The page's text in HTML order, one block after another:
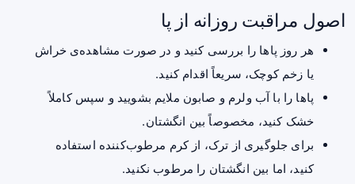
اصول مراقبت روزانه از پا
هر روز پاها را بررسی کنید و در صورت مشاهده‌ی خراش
یا زخم کوچک، سریعاً اقدام کنید.
پاها را با آب ولرم و صابون ملایم بشویید و سپس کاملاً
خشک کنید، مخصوصاً بین انگشتان.
برای جلوگیری از ترک، از کرم مرطوب‌کننده استفاده
کنید، اما بین انگشتان را مرطوب نکنید.